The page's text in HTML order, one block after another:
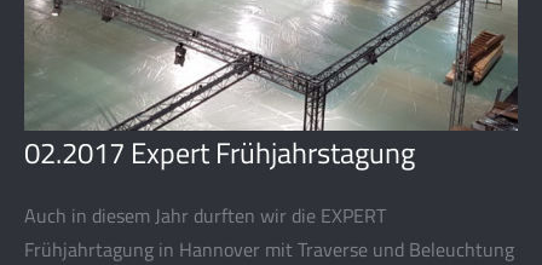
02.2017 Expert Frühjahrstagung
Auch in diesem Jahr durften wir die EXPERT
Frühjahrtagung in Hannover mit Traverse und Beleuchtung